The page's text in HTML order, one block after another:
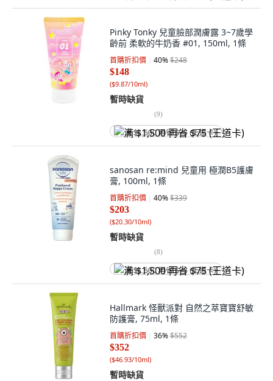
Pinky Tonky 兒童臉部潤膚露 3~7歲學
齡前 柔軟的牛奶香 #01, 150ml, 1條
首購折扣價 40%$248
$148
($9.87/10ml)
暫時缺貨
(9)
满 $1,500 再省 $75 (王道卡)
sanosan re:mind 兒童用 極潤B5護膚
膏, 100ml, 1條
首購折扣價 40%$339
$203
($20.30/10ml)
暫時缺貨
(8)
满 $1,500 再省 $75 (王道卡)
Hallmark 怪獸派對 自然之萃寶寶舒敏
防護膏, 75ml, 1條
首購折扣價 36%$552
$352
($46.93/10ml)
暫時缺貨